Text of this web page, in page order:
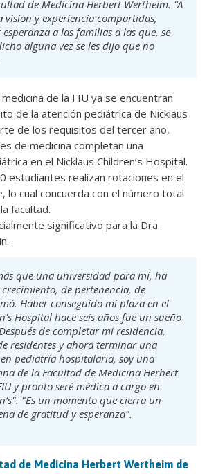
de Medicina Herbert Wertheim. “A
visión y experiencia compartidas,
a las familias a las que, se
alguna vez se les dijo que no
de la FIU ya se encuentran
de la atención pediátrica de Nicklaus
de los requisitos del tercer año,
de medicina completan una
en el Nicklaus Children’s Hospital.
estudiantes realizan rotaciones en el
lo cual concuerda con el número total
facultad.
significativo para la Dra.
que una universidad para mí, ha
de pertenencia, de
Haber conseguido mi plaza en el
Hospital hace seis años fue un sueño
de completar mi residencia,
residentes y ahora terminar una
pediatría hospitalaria, soy una
de la Facultad de Medicina Herbert
y pronto seré médica a cargo en
"Es un momento que cierra un
de gratitud y esperanza".
de Medicina Herbert Wertheim de